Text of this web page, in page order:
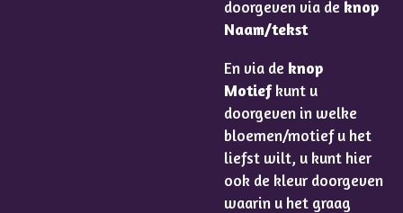
doorgeven via de knop
Naam/tekst
En via de knop
Motiefkunt u
doorgeven in welke
bloemen/motief u het
liefst wilt, u kunt hier
ook de kleur doorgeven
waarin u het graag